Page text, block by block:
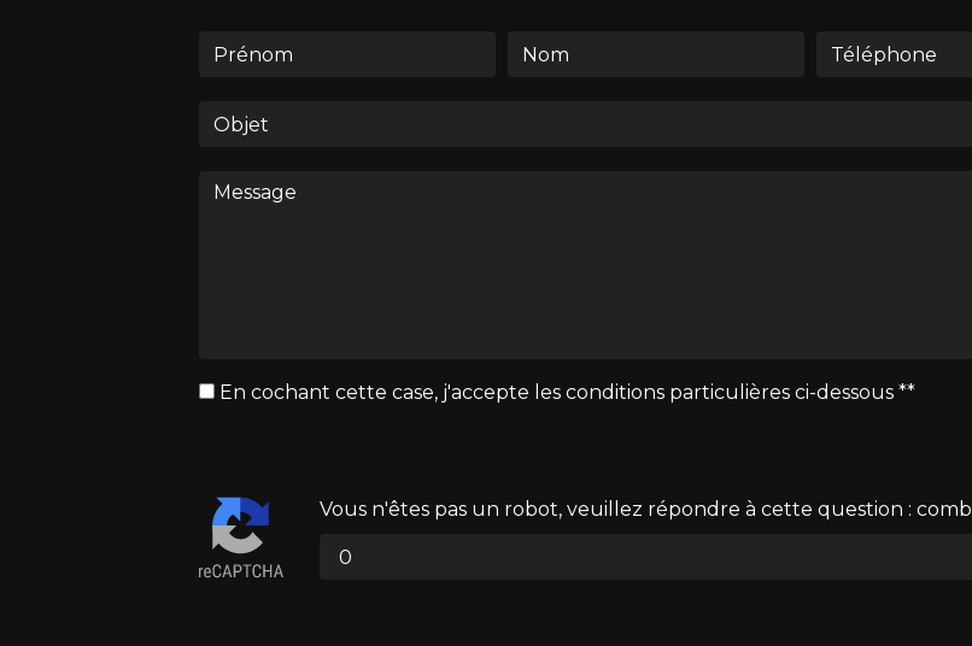
En cochant cette case, j'accepte les conditions particulières ci-dessous **
Vous n'êtes pas un robot, veuillez répondre à cette question :